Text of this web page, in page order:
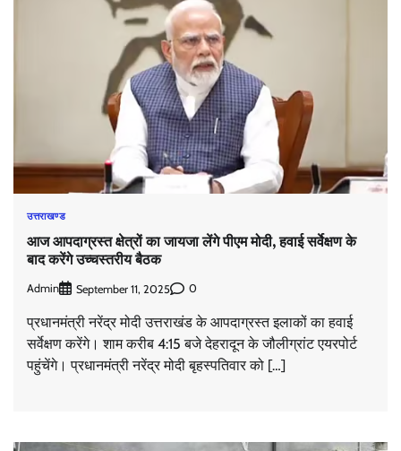
उत्तराखण्ड
आज आपदाग्रस्त क्षेत्रों का जायजा लेंगे पीएम मोदी, हवाई सर्वेक्षण के
बाद करेंगे उच्चस्तरीय बैठक
Admin September 11, 2025 0
प्रधानमंत्री नरेंद्र मोदी उत्तराखंड के आपदाग्रस्त इलाकों का हवाई
सर्वेक्षण करेंगे। शाम करीब 4:15 बजे देहरादून के जौलीग्रांट एयरपोर्ट
पहुंचेंगे। प्रधानमंत्री नरेंद्र मोदी बृहस्पतिवार को […]